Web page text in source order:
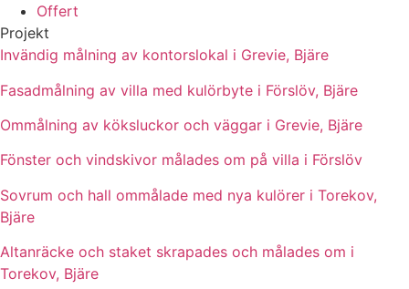
Offert
Projekt
Invändig målning av kontorslokal i Grevie, Bjäre
Fasadmålning av villa med kulörbyte i Förslöv, Bjäre
Ommålning av köksluckor och väggar i Grevie, Bjäre
Fönster och vindskivor målades om på villa i Förslöv
Sovrum och hall ommålade med nya kulörer i Torekov,
Bjäre
Altanräcke och staket skrapades och målades om i
Torekov, Bjäre